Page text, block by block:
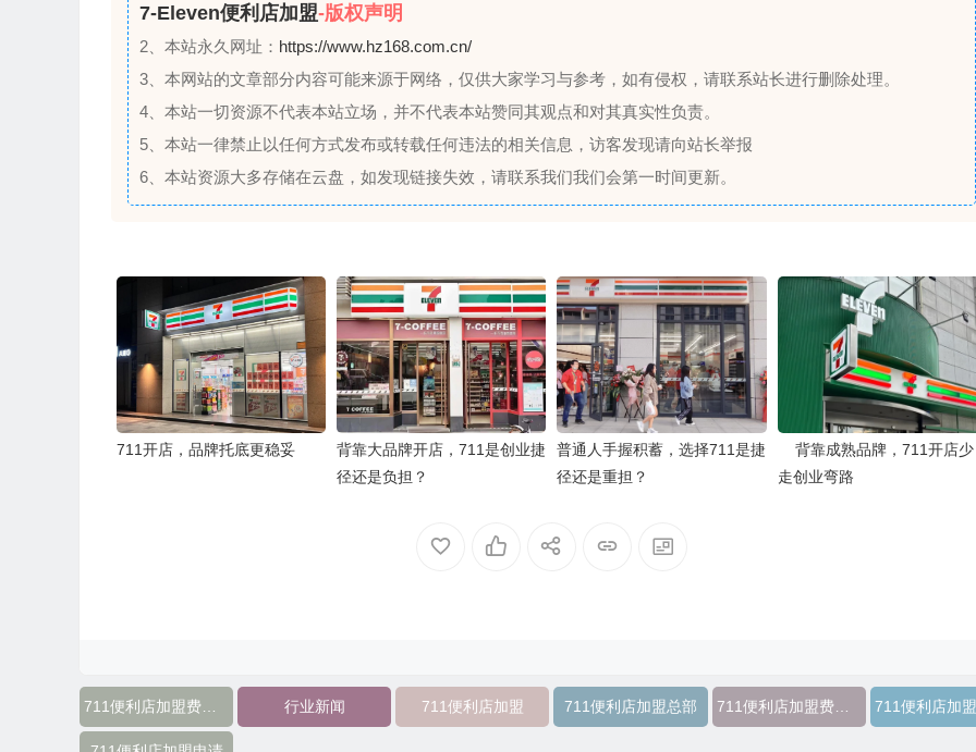
7-Eleven便利店加盟-版权声明
2、本站永久网址： https://www.hz168.com.cn/
3、本网站的文章部分内容可能来源于网络，仅供大家学习与参考，如有侵权，请联系站长进行删除处理。
4、本站一切资源不代表本站立场，并不代表本站赞同其观点和对其真实性负责。
5、本站一律禁止以任何方式发布或转载任何违法的相关信息，访客发现请向站长举报
6、本站资源大多存储在云盘，如发现链接失效，请联系我们我们会第一时间更新。
711开店，品牌托底更稳妥
背靠大品牌开店，711是创业捷
径还是负担？
普通人手握积蓄，选择711是捷
径还是重担？
背靠成熟品牌，711开店少
走创业弯路
行业新闻 711便利店加盟 711便利店加盟总部 711便利店加盟费用明细